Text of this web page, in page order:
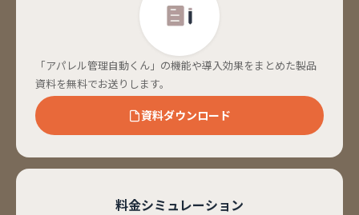
「アパレル管理自動くん」の機能や導入効果をまとめた製品
資料を無料でお送りします。
資料ダウンロード
料金シミュレーション